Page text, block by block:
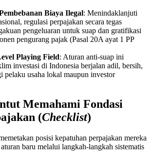
Biaya Ilegal: Menindaklanjuti
regulasi perpajakan secara tegas
pengeluaran untuk suap dan gratifikasi
pengurang pajak (Pasal 20A ayat 1 PP
Playing Field: Aturan anti-suap ini
investasi di Indonesia berjalan adil, bersih,
pelaku usaha lokal maupun investor
Memahami Fondasi
(Checklist)
posisi kepatuhan perpajakan mereka
baru melalui langkah-langkah sistematis